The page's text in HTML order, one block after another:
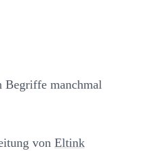
Begriffe manchmal
von Eltink